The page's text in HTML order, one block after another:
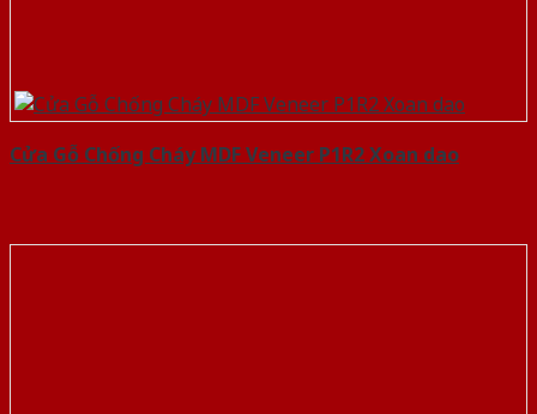
Cửa Gỗ Chống Cháy MDF Veneer P1R2 Xoan dao